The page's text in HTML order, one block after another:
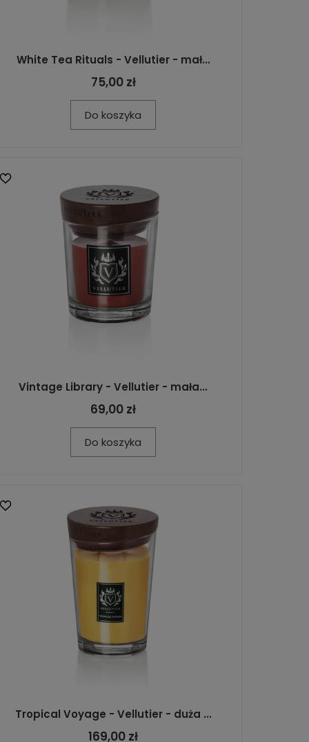
White Tea Rituals - Vellutier - mał...
75,00 zł
Do koszyka
Vintage Library - Vellutier - mała...
69,00 zł
Do koszyka
Tropical Voyage - Vellutier - duża ...
169,00 zł